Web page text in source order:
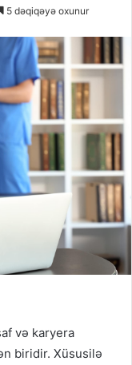
5 dəqiqəyə oxunur
və karyera
biridir. Xüsusilə